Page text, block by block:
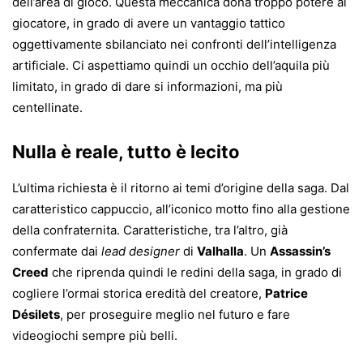
giocatore, in grado di avere un vantaggio tattico
oggettivamente sbilanciato nei confronti dell’intelligenza
artificiale. Ci aspettiamo quindi un occhio dell’aquila più
limitato, in grado di dare si informazioni, ma più
centellinate.
Nulla è reale, tutto è lecito
L’ultima richiesta è il ritorno ai temi d’origine della saga. Dal
caratteristico cappuccio, all’iconico motto fino alla gestione
della confraternita. Caratteristiche, tra l’altro, già
confermate dai lead designer di Valhalla. Un Assassin’s
Creed che riprenda quindi le redini della saga, in grado di
cogliere l’ormai storica eredità del creatore, Patrice
Désilets, per proseguire meglio nel futuro e fare
videogiochi sempre più belli.